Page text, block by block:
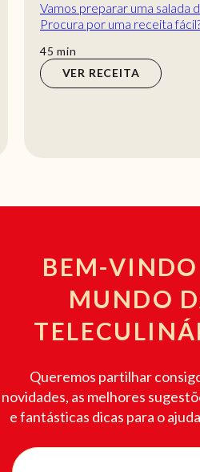
Vamos preparar uma salada
Procura por uma receita
45...
45 min
min
VER RECEITA
BEM-
MUNDO
Queremos partilhar
novidades, as melhores
e fantásticas dicas para o